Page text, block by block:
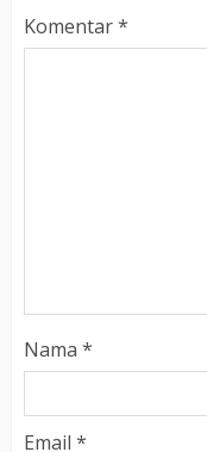
Komentar*
Nama *
Email *